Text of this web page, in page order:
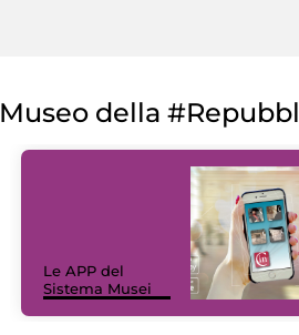
Museo della
Le APP del
Sistema Musei